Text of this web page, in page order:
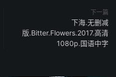
下一篇
下海.无删减
版.Bitter.Flowers.2017.高清
1080p.国语中字